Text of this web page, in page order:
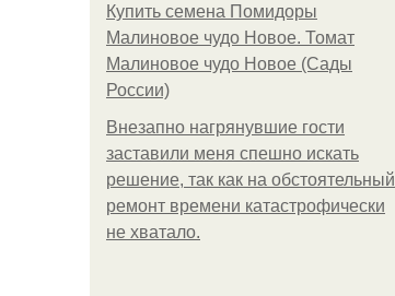
Купить семена Помидоры
Малиновое чудо Новое. Томат
Малиновое чудо Новое (Сады
России)
Внезапно нагрянувшие гости
заставили меня спешно искать
решение, так как на обстоятельный
ремонт времени катастрофически
не хватало.